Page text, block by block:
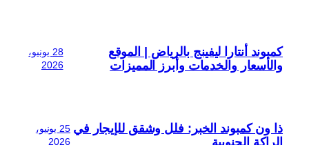
كمبوند أنتارا ليفينج بالرياض | الموقع
والأسعار والخدمات وأبرز المميزات
28 يونيو،
2026
ذا ون كمبوند الخبر: فلل وشقق للإيجار في
الراكة الجنوبية
25 يونيو،
2026